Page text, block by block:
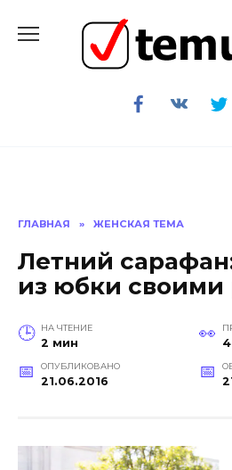
содержанию
ГЛАВНАЯ » ЖЕНСКАЯ ТЕМА
Летний
из юбки своими
НА ЧТЕНИЕ
2 мин
ОПУБЛИКОВАНО
21.06.2016